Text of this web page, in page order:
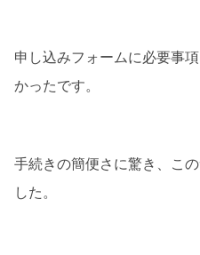
申し込みフォームに必要事
かったです。
手続きの簡便さに驚き、こ
した。